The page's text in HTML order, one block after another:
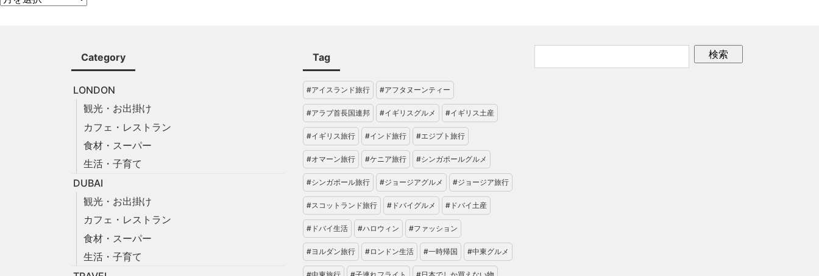
Category
LONDON
観光・お出掛け
カフェ・レストラン
食材・スーパー
生活・子育て
DUBAI
観光・お出掛け
カフェ・レストラン
食材・スーパー
生活・子育て
Tag
#アイスランド旅行 #アフタヌーンティー
#アラブ首長国連邦 #イギリスグルメ #イギリス土産
#イギリス旅行 #インド旅行 #エジプト旅行
#オマーン旅行 #ケニア旅行 #シンガポールグルメ
#シンガポール旅行 #ジョージアグルメ #ジョージア旅行
#スコットランド旅行 #ドバイグルメ #ドバイ土産
#ドバイ生活 #ハロウィン #ファッション
#ヨルダン旅行 #ロンドン生活 #一時帰国 #中東グルメ